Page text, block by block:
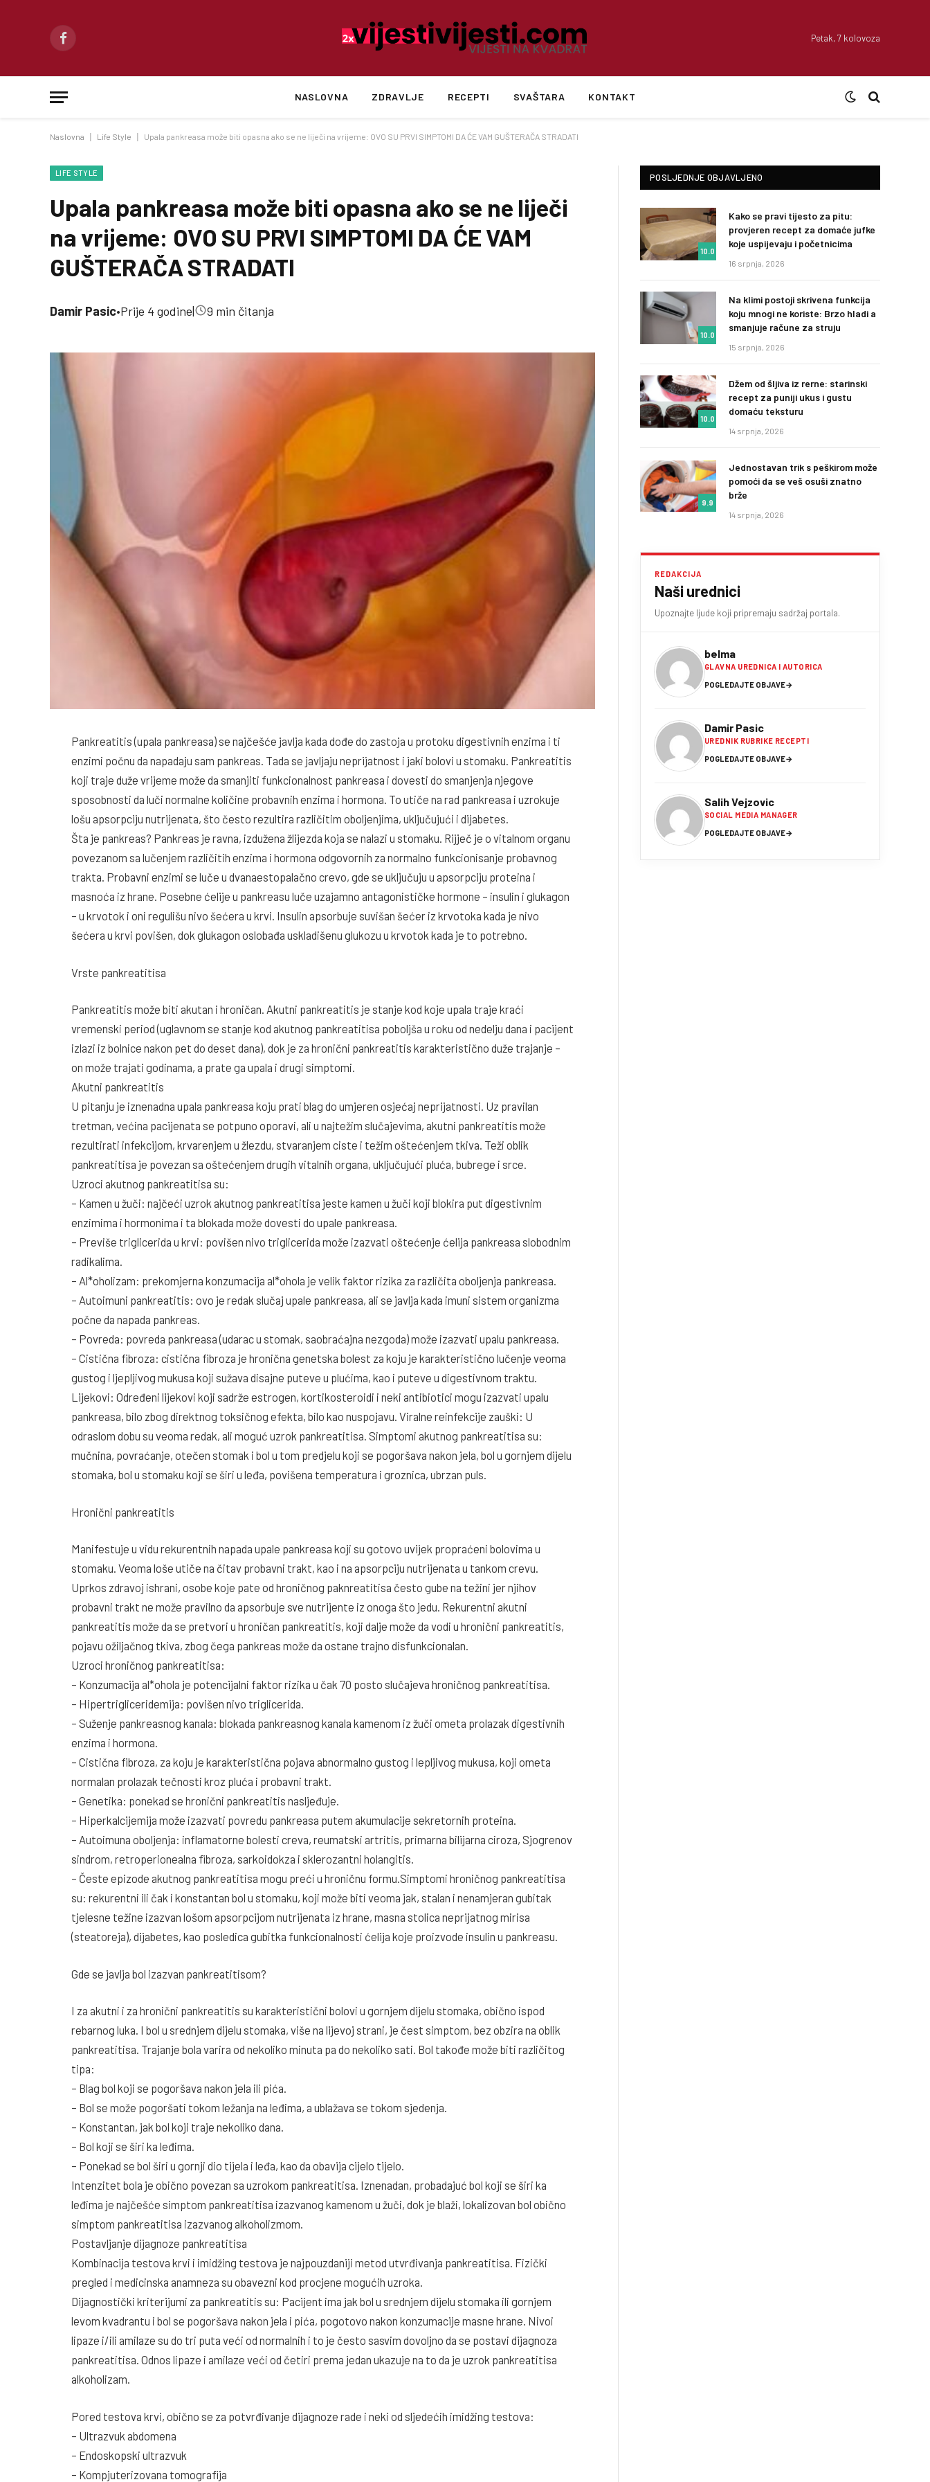
Facebook
Petak, 7 kolovoza
NASLOVNA ZDRAVLJE RECEPTI SVAŠTARA KONTAKT
Naslovna Life Style Upala pankreasa može biti opasna ako se ne liječi na vrijeme: OVO SU PRVI SIMPTOMI DA ĆE VAM GUŠTERAČA STRADATI
LIFE STYLE
Upala pankreasa može biti opasna ako se ne liječi
na vrijeme: OVO SU PRVI SIMPTOMI DA ĆE VAM
GUŠTERAČA STRADATI
Damir Pasic•Prije 4 godine| 9 min čitanja
Pankreatitis (upala pankreasa) se najčešće javlja kada dođe do zastoja u protoku digestivnih enzima i ti
enzimi počnu da napadaju sam pankreas. Tada se javljaju neprijatnost i jaki bolovi u stomaku. Pankreatitis
koji traje duže vrijeme može da smanjiti funkcionalnost pankreasa i dovesti do smanjenja njegove
sposobnosti da luči normalne količine probavnih enzima i hormona. To utiče na rad pankreasa i uzrokuje
lošu apsorpciju nutrijenata, što često rezultira različitim oboljenjima, uključujući i dijabetes.
Šta je pankreas? Pankreas je ravna, izdužena žlijezda koja se nalazi u stomaku. Rijječ je o vitalnom organu
povezanom sa lučenjem različitih enzima i hormona odgovornih za normalno funkcionisanje probavnog
trakta. Probavni enzimi se luče u dvanaestopalačno crevo, gde se uključuju u apsorpciju proteina i
masnoća iz hrane. Posebne ćelije u pankreasu luče uzajamno antagonističke hormone – insulin i glukagon
– u krvotok i oni regulišu nivo šećera u krvi. Insulin apsorbuje suvišan šećer iz krvotoka kada je nivo
šećera u krvi povišen, dok glukagon oslobađa uskladišenu glukozu u krvotok kada je to potrebno.
Vrste pankreatitisa
Pankreatitis može biti akutan i hroničan. Akutni pankreatitis je stanje kod koje upala traje kraći
vremenski period (uglavnom se stanje kod akutnog pankreatitisa poboljša u roku od nedelju dana i pacijent
izlazi iz bolnice nakon pet do deset dana), dok je za hronični pankreatitis karakteristično duže trajanje –
on može trajati godinama, a prate ga upala i drugi simptomi.
Akutni pankreatitis
U pitanju je iznenadna upala pankreasa koju prati blag do umjeren osjećaj neprijatnosti. Uz pravilan
tretman, većina pacijenata se potpuno oporavi, ali u najtežim slučajevima, akutni pankreatitis može
rezultirati infekcijom, krvarenjem u žlezdu, stvaranjem ciste i težim oštećenjem tkiva. Teži oblik
pankreatitisa je povezan sa oštećenjem drugih vitalnih organa, uključujući pluća, bubrege i srce.
Uzroci akutnog pankreatitisa su:
– Kamen u žuči: najčeći uzrok akutnog pankreatitisa jeste kamen u žuči koji blokira put digestivnim
enzimima i hormonima i ta blokada može dovesti do upale pankreasa.
– Previše triglicerida u krvi: povišen nivo triglicerida može izazvati oštećenje ćelija pankreasa slobodnim
radikalima.
– Al*oholizam: prekomjerna konzumacija al*ohola je velik faktor rizika za različita oboljenja pankreasa.
– Autoimuni pankreatitis: ovo je redak slučaj upale pankreasa, ali se javlja kada imuni sistem organizma
počne da napada pankreas.
– Povreda: povreda pankreasa (udarac u stomak, saobraćajna nezgoda) može izazvati upalu pankreasa.
– Cistična fibroza: cistična fibroza je hronična genetska bolest za koju je karakteristično lučenje veoma
gustog i ljepljivog mukusa koji sužava disajne puteve u plućima, kao i puteve u digestivnom traktu.
Lijekovi: Određeni lijekovi koji sadrže estrogen, kortikosteroidi i neki antibiotici mogu izazvati upalu
pankreasa, bilo zbog direktnog toksičnog efekta, bilo kao nuspojavu. Viralne reinfekcije zauški: U
odraslom dobu su veoma redak, ali moguć uzrok pankreatitisa. Simptomi akutnog pankreatitisa su:
mučnina, povraćanje, otečen stomak i bol u tom predjelu koji se pogoršava nakon jela, bol u gornjem dijelu
stomaka, bol u stomaku koji se širi u leđa, povišena temperatura i groznica, ubrzan puls.
Hronični pankreatitis
Manifestuje u vidu rekurentnih napada upale pankreasa koji su gotovo uvijek propraćeni bolovima u
stomaku. Veoma loše utiče na čitav probavni trakt, kao i na apsorpciju nutrijenata u tankom crevu.
Uprkos zdravoj ishrani, osobe koje pate od hroničnog paknreatitisa često gube na težini jer njihov
probavni trakt ne može pravilno da apsorbuje sve nutrijente iz onoga što jedu. Rekurentni akutni
pankreatitis može da se pretvori u hroničan pankreatitis, koji dalje može da vodi u hronični pankreatitis,
pojavu ožiljačnog tkiva, zbog čega pankreas može da ostane trajno disfunkcionalan.
Uzroci hroničnog pankreatitisa:
– Konzumacija al*ohola je potencijalni faktor rizika u čak 70 posto slučajeva hroničnog pankreatitisa.
– Hipertrigliceridemija: povišen nivo triglicerida.
– Suženje pankreasnog kanala: blokada pankreasnog kanala kamenom iz žuči ometa prolazak digestivnih
enzima i hormona.
– Cistična fibroza, za koju je karakteristična pojava abnormalno gustog i lepljivog mukusa, koji ometa
normalan prolazak tečnosti kroz pluća i probavni trakt.
– Genetika: ponekad se hronični pankreatitis nasljeđuje.
– Hiperkalcijemija može izazvati povredu pankreasa putem akumulacije sekretornih proteina.
– Autoimuna oboljenja: inflamatorne bolesti creva, reumatski artritis, primarna bilijarna ciroza, Sjogrenov
sindrom, retroperionealna fibroza, sarkoidokza i sklerozantni holangitis.
– Česte epizode akutnog pankreatitisa mogu preći u hroničnu formu.Simptomi hroničnog pankreatitisa
su: rekurentni ili čak i konstantan bol u stomaku, koji može biti veoma jak, stalan i nenamjeran gubitak
tjelesne težine izazvan lošom apsorpcijom nutrijenata iz hrane, masna stolica neprijatnog mirisa
(steatoreja), dijabetes, kao posledica gubitka funkcionalnosti ćelija koje proizvode insulin u pankreasu.
Gde se javlja bol izazvan pankreatitisom?
I za akutni i za hronični pankreatitis su karakteristični bolovi u gornjem dijelu stomaka, obično ispod
rebarnog luka. I bol u srednjem dijelu stomaka, više na lijevoj strani, je čest simptom, bez obzira na oblik
pankreatitisa. Trajanje bola varira od nekoliko minuta pa do nekoliko sati. Bol takođe može biti različitog
tipa:
– Blag bol koji se pogoršava nakon jela ili pića.
– Bol se može pogoršati tokom ležanja na leđima, a ublažava se tokom sjedenja.
– Konstantan, jak bol koji traje nekoliko dana.
– Bol koji se širi ka leđima.
– Ponekad se bol širi u gornji dio tijela i leđa, kao da obavija cijelo tijelo.
Intenzitet bola je obično povezan sa uzrokom pankreatitisa. Iznenadan, probadajuć bol koji se širi ka
leđima je najčešće simptom pankreatitisa izazvanog kamenom u žuči, dok je blaži, lokalizovan bol obično
simptom pankreatitisa izazvanog alkoholizmom.
Postavljanje dijagnoze pankreatitisa
Kombinacija testova krvi i imidžing testova je najpouzdaniji metod utvrđivanja pankreatitisa. Fizički
pregled i medicinska anamneza su obavezni kod procjene mogućih uzroka.
Dijagnostički kriterijumi za pankreatitis su: Pacijent ima jak bol u srednjem dijelu stomaka ili gornjem
levom kvadrantu i bol se pogoršava nakon jela i pića, pogotovo nakon konzumacije masne hrane. Nivoi
lipaze i/ili amilaze su do tri puta veći od normalnih i to je često sasvim dovoljno da se postavi dijagnoza
pankreatitisa. Odnos lipaze i amilaze veći od četiri prema jedan ukazuje na to da je uzrok pankreatitisa
alkoholizam.
Pored testova krvi, obično se za potvrđivanje dijagnoze rade i neki od sljedećih imidžing testova:
– Ultrazvuk abdomena
– Endoskopski ultrazvuk
– Kompjuterizovana tomografija
POSLJEDNJE OBJAVLJENO
10.0
Kako se pravi tijesto za pitu:
provjeren recept za domaće jufke
koje uspijevaju i početnicima
16 srpnja, 2026
10.0
Na klimi postoji skrivena funkcija
koju mnogi ne koriste: Brzo hladi a
smanjuje račune za struju
15 srpnja, 2026
10.0
Džem od šljiva iz rerne: starinski
recept za puniji ukus i gustu
domaću teksturu
14 srpnja, 2026
9.9
Jednostavan trik s peškirom može
pomoći da se veš osuši znatno
brže
14 srpnja, 2026
REDAKCIJA
Naši urednici
Upoznajte ljude koji pripremaju sadržaj portala.
belma
GLAVNA UREDNICA I AUTORICA
POGLEDAJTE OBJAVE→
Damir Pasic
UREDNIK RUBRIKE RECEPTI
POGLEDAJTE OBJAVE→
Salih Vejzovic
SOCIAL MEDIA MANAGER
POGLEDAJTE OBJAVE→